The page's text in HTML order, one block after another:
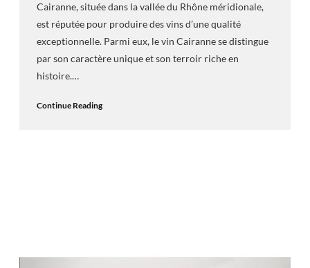
Cairanne, située dans la vallée du Rhône méridionale,
est réputée pour produire des vins d’une qualité
exceptionnelle. Parmi eux, le vin Cairanne se distingue
par son caractère unique et son terroir riche en
histoire.…
Continue Reading